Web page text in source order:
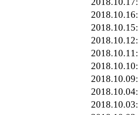
2018.10.16:
2018.10.15:
2018.10.12:
2018.10.11:
2018.10.10:
2018.10.09:
2018.10.04:
2018.10.03: